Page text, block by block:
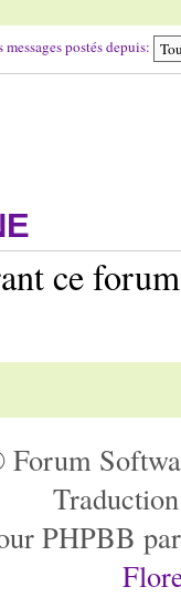
postés depuis:
ce
PHPBB